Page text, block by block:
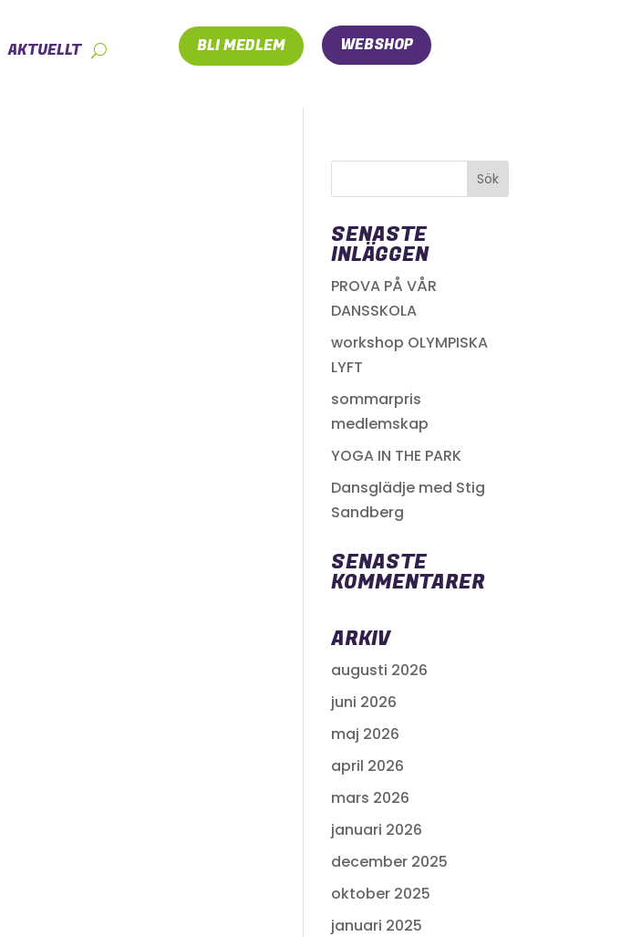
AKTUELLT BLI MEDLEM WEBSHOP
SENASTE
INLÄGGEN
PROVA PÅ VÅR
DANSSKOLA
workshop OLYMPISKA
LYFT
sommarpris
medlemskap
YOGA IN THE PARK
Dansglädje med Stig
Sandberg
SENASTE
KOMMENTARER
ARKIV
augusti 2026
juni 2026
maj 2026
april 2026
mars 2026
januari 2026
december 2025
oktober 2025
januari 2025